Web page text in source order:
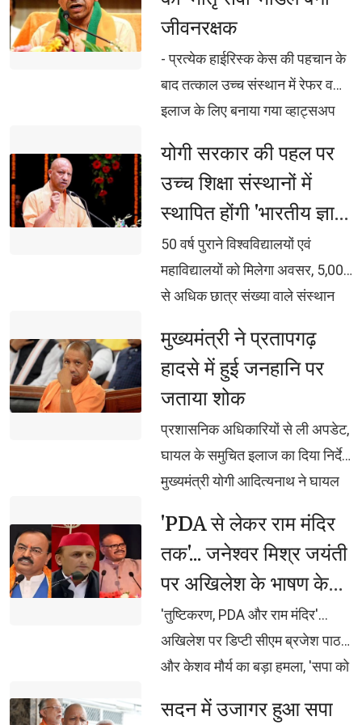
घंटाघर चौक, हजरतगंज, जनेश्वर मिश्र
पार्क, एमरॉल्ड मॉल, लुलु मॉल समेत
विभिन्न स्थानों पर होगा ‘तिरंगा कॉन्सर्ट’
कॉन्सर्ट में वंदे मातरम, देशभक्ति गीत-
नृत्य, स्कूलों, पुलिस, आर्मी बैंड की ओर
से होगी देशभक्ति के गीतों की संगीतमय
प्रस्तुति
जीवनरक्षक
- प्रत्येक हाईरिस्क केस की पहचान के
बाद तत्काल उच्च संस्थान में रेफर व
इलाज के लिए बनाया गया व्हाट्सअप
हैमरेज, 43 अतिगंभीर एनिमिया व 19
एक्लम्पसिया के मरीज बचाए गए अब
आसपास के जिलों के हाईरिस्क मरीजों
को भी गोरखपुर में एडमिट किया जा रहा
योगी सरकार की पहल पर
उच्च शिक्षा संस्थानों में
स्थापित होंगी 'भारतीय ज्ञान
परंपरा संवर्धन शोधपीठ'
50 वर्ष पुराने विश्वविद्यालयों एवं
महाविद्यालयों को मिलेगा अवसर, 5,000
से अधिक छात्र संख्या वाले संस्थान
के लिए 2 करोड़ रुपए का एकमुश्त
अनुदान, एफडी के ब्याज से होगा
शोधपीठों का नियमित संचालन वेद,
उपनिषद, रामायण, महाभारत सहित
भारतीय ज्ञान-विज्ञान पर होगा शोध,
पीएचडी, पोस्ट-डॉक्टरेट एवं शोधार्थियों
एवं ग्रंथों का होगा डिजिटलीकरण,
ओपन-एक्सेस लाइब्रेरी और
एमओओसीज से वैश्विक स्तर पर होगी
पहुंच
मुख्यमंत्री ने प्रतापगढ़
हादसे में हुई जनहानि पर
जताया शोक
प्रशासनिक अधिकारियों से ली अपडेट,
घायल के समुचित इलाज का दिया निर्देश
मुख्यमंत्री योगी आदित्यनाथ ने घायल
'PDA से लेकर राम मंदिर
तक'... जनेश्वर मिश्र जयंती
पर अखिलेश के भाषण के
बाद बीजेपी का तीखा
पलटवार
'तुष्टिकरण, PDA और राम मंदिर'...
अखिलेश पर डिप्टी सीएम ब्रजेश पाठक
और केशव मौर्य का बड़ा हमला, 'सपा को
अखिलेश पर ब्रजेश पाठक का
सदन में उजागर हुआ सपा